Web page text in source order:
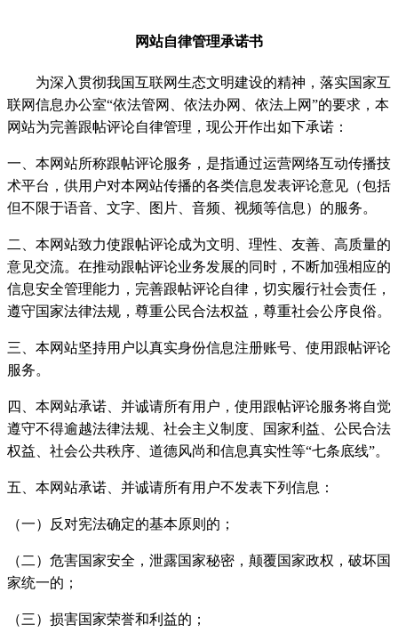
网站自律管理承诺书
为深入贯彻我国互联网生态文明建设的精神，落实国家互
联网信息办公室“依法管网、依法办网、依法上网”的要求，本
网站为完善跟帖评论自律管理，现公开作出如下承诺：
一、本网站所称跟帖评论服务，是指通过运营网络互动传播技
术平台，供用户对本网站传播的各类信息发表评论意见（包括
但不限于语音、文字、图片、音频、视频等信息）的服务。
二、本网站致力使跟帖评论成为文明、理性、友善、高质量的
意见交流。在推动跟帖评论业务发展的同时，不断加强相应的
信息安全管理能力，完善跟帖评论自律，切实履行社会责任，
遵守国家法律法规，尊重公民合法权益，尊重社会公序良俗。
三、本网站坚持用户以真实身份信息注册账号、使用跟帖评论
服务。
四、本网站承诺、并诚请所有用户，使用跟帖评论服务将自觉
遵守不得逾越法律法规、社会主义制度、国家利益、公民合法
权益、社会公共秩序、道德风尚和信息真实性等“七条底线”。
五、本网站承诺、并诚请所有用户不发表下列信息：
（一）反对宪法确定的基本原则的；
（二）危害国家安全，泄露国家秘密，颠覆国家政权，破坏国
家统一的；
（三）损害国家荣誉和利益的；